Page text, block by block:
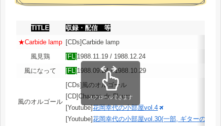
TITLE
収録・配信 等
★Carbide lamp [CDs]Carbide lamp
風見鶏
[FL]1988.11.19 / 1988.12.24
風になって
[FL]1988.09.24 / 1988.10.29
風のオルゴール
[CDs]風のオルゴール
[CD]Champs de Fleurs
[Youtube]花岡幸代の小部屋vol.4
[Youtube]花岡幸代の小部屋vol.30(一部, ギターの試奏)
スクロールできます